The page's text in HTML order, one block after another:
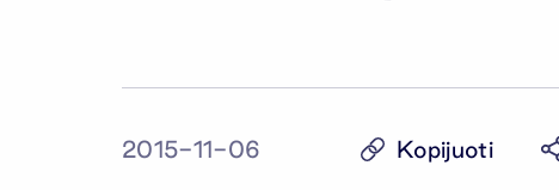
2015-11-06 Kopijuoti